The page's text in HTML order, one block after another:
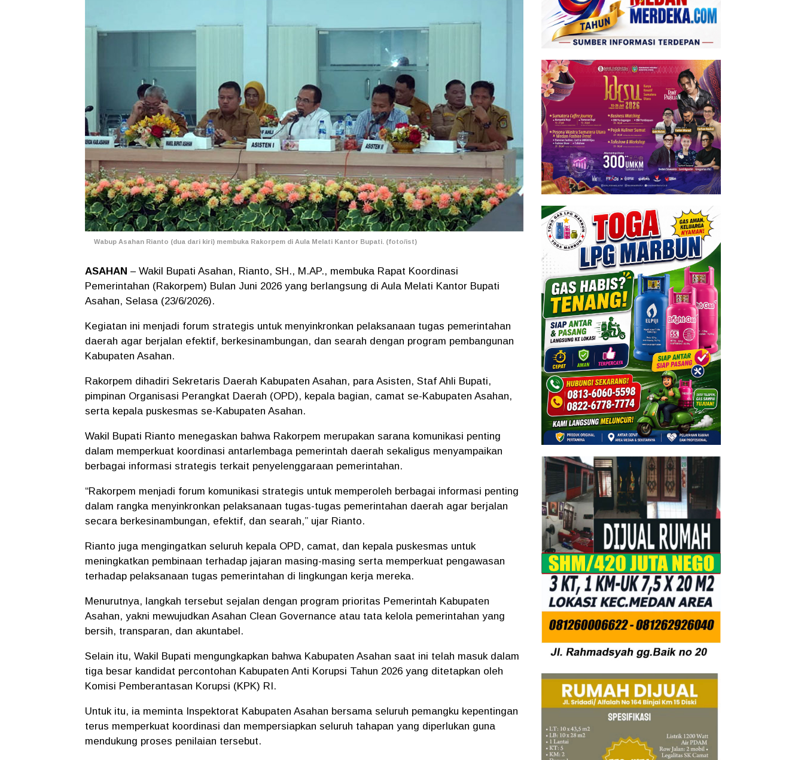
Wabup Asahan Rianto (dua dari kiri) membuka Rakorpem di Aula Melati Kantor Bupati. (foto/ist)
ASAHAN – Wakil Bupati Asahan, Rianto, SH., M.AP., membuka Rapat Koordinasi
Pemerintahan (Rakorpem) Bulan Juni 2026 yang berlangsung di Aula Melati Kantor Bupati
Asahan, Selasa (23/6/2026).
Kegiatan ini menjadi forum strategis untuk menyinkronkan pelaksanaan tugas pemerintahan
daerah agar berjalan efektif, berkesinambungan, dan searah dengan program pembangunan
Kabupaten Asahan.
Rakorpem dihadiri Sekretaris Daerah Kabupaten Asahan, para Asisten, Staf Ahli Bupati,
pimpinan Organisasi Perangkat Daerah (OPD), kepala bagian, camat se-Kabupaten Asahan,
serta kepala puskesmas se-Kabupaten Asahan.
Wakil Bupati Rianto menegaskan bahwa Rakorpem merupakan sarana komunikasi penting
dalam memperkuat koordinasi antarlembaga pemerintah daerah sekaligus menyampaikan
berbagai informasi strategis terkait penyelenggaraan pemerintahan.
“Rakorpem menjadi forum komunikasi strategis untuk memperoleh berbagai informasi penting
dalam rangka menyinkronkan pelaksanaan tugas-tugas pemerintahan daerah agar berjalan
secara berkesinambungan, efektif, dan searah,” ujar Rianto.
Rianto juga mengingatkan seluruh kepala OPD, camat, dan kepala puskesmas untuk
meningkatkan pembinaan terhadap jajaran masing-masing serta memperkuat pengawasan
terhadap pelaksanaan tugas pemerintahan di lingkungan kerja mereka.
Menurutnya, langkah tersebut sejalan dengan program prioritas Pemerintah Kabupaten
Asahan, yakni mewujudkan Asahan Clean Governance atau tata kelola pemerintahan yang
bersih, transparan, dan akuntabel.
Selain itu, Wakil Bupati mengungkapkan bahwa Kabupaten Asahan saat ini telah masuk dalam
tiga besar kandidat percontohan Kabupaten Anti Korupsi Tahun 2026 yang ditetapkan oleh
Komisi Pemberantasan Korupsi (KPK) RI.
Untuk itu, ia meminta Inspektorat Kabupaten Asahan bersama seluruh pemangku kepentingan
terus memperkuat koordinasi dan mempersiapkan seluruh tahapan yang diperlukan guna
mendukung proses penilaian tersebut.